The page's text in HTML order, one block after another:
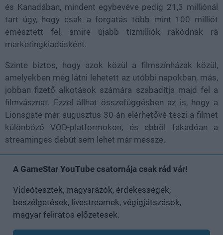
és Kanadában, mindent egybevéve pedig 21,3 milliónál
tart úgy, hogy csak a forgatás több mint 100 milliót
emésztett fel, amire újabb tízmilliók rakódnak rá
marketingkiadásként.
Szinte biztos, hogy azok közül a filmszínházak közül,
amelyekben még látni lehetett az utóbbi napokban, más,
jobban fizető alkotások számára szabadítja majd fel a
filmvásznat. Ezzel állhat összefüggésben az is, hogy a
Lionsgate már augusztus 30-án elérhetővé teszi a filmet
különböző VOD-platformokon, és ebből fakadóan a
streaminges debüt sem lehet már messze.
A GameStar YouTube csatornája csak rád vár!
Videótesztek, magyarázók, érdekességek,
beszélgetések, livestreamek, végigjátszások,
magyar feliratos előzetesek.